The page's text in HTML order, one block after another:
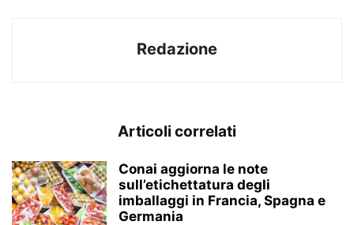
Redazione
Articoli correlati
Conai aggiorna le note
sull’etichettatura degli
imballaggi in Francia, Spagna e
Germania